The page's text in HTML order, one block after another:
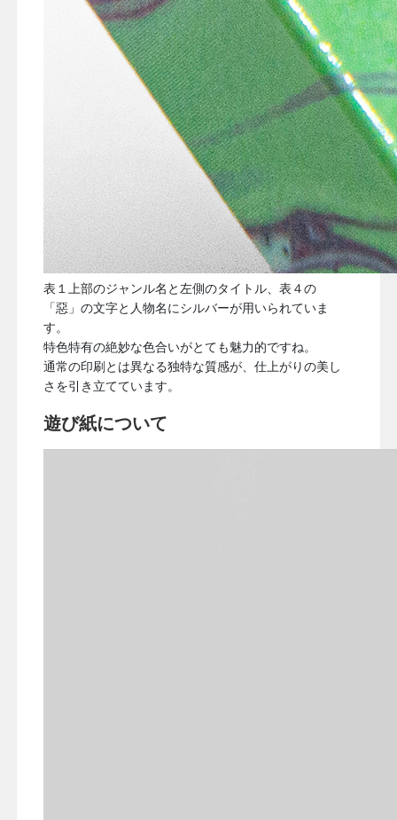
表１上部のジャンル名と左側のタイトル、表４の
「惡」の文字と人物名にシルバーが用いられていま
す。
特色特有の絶妙な色合いがとても魅力的ですね。
通常の印刷とは異なる独特な質感が、仕上がりの美し
さを引き立てています。
遊び紙について